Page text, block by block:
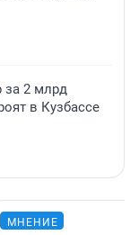
за 2 млрд
в Кузбассе
МНЕНИЕ